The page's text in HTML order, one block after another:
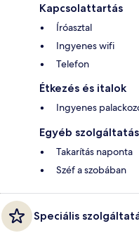
Kapcsolattartás
Íróasztal
Ingyenes wifi
Telefon
Étkezés és italok
Ingyenes
Egyéb
Takarítás naponta
Széf a szobában
Speciális